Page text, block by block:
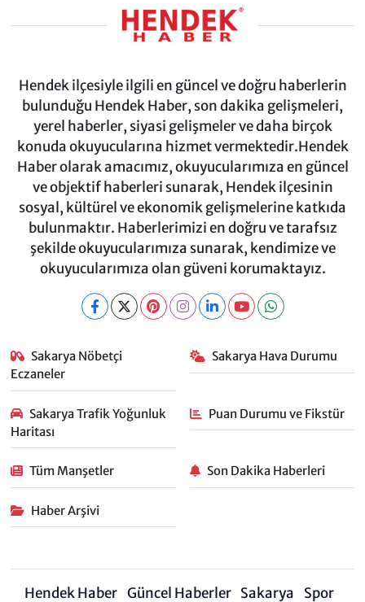
Hendek ilçesiyle ilgili en güncel ve doğru haberlerin
bulunduğu Hendek Haber, son dakika gelişmeleri,
yerel haberler, siyasi gelişmeler ve daha birçok
konuda okuyucularına hizmet vermektedir.Hendek
Haber olarak amacımız, okuyucularımıza en güncel
ve objektif haberleri sunarak, Hendek ilçesinin
sosyal, kültürel ve ekonomik gelişmelerine katkıda
bulunmaktır. Haberlerimizi en doğru ve tarafsız
şekilde okuyucularımıza sunarak, kendimize ve
okuyucularımıza olan güveni korumaktayız.
Sakarya Nöbetçi
Eczaneler
Sakarya Hava Durumu
Sakarya Trafik Yoğunluk
Haritası
Puan Durumu ve Fikstür
Tüm Manşetler Son Dakika Haberleri
Haber Arşivi
Hendek Haber Güncel Haberler Sakarya Spor